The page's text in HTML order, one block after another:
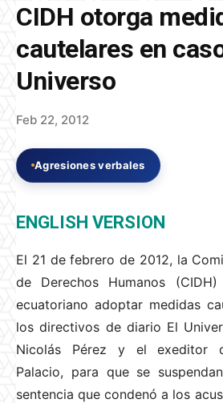
CIDH otorga
cautelares en
Universo
Feb 22, 2012
Agresiones verbales
ENGLISH VERSION
El 21 de febrero de 2012, la
de Derechos Humanos
ecuatoriano adoptar medidas
los directivos de diario El
Nicolás Pérez y el exeditor
Palacio, para que se
sentencia que condenó a los